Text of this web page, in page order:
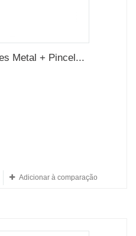
Metal + Pincel...
Adicionar à comparação